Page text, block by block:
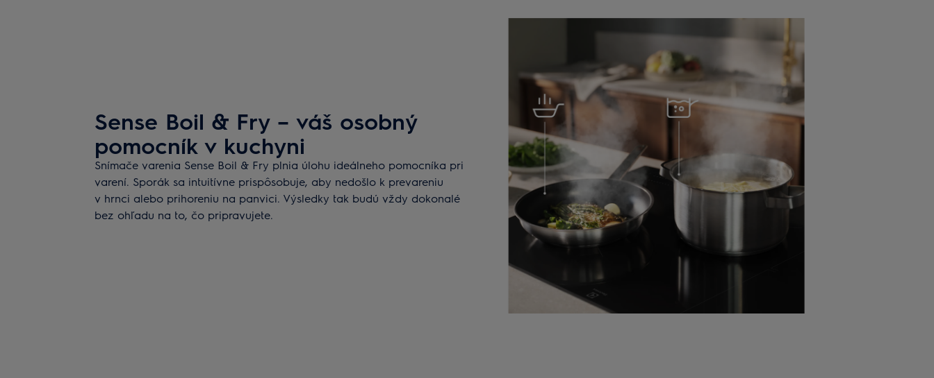
Sense Boil & Fry – váš osobný
pomocník v kuchyni
Snímače varenia Sense Boil & Fry plnia úlohu ideálneho pomocníka pri
varení. Sporák sa intuitívne prispôsobuje, aby nedošlo k prevareniu
v hrnci alebo prihoreniu na panvici. Výsledky tak budú vždy dokonalé
bez ohľadu na to, čo pripravujete.